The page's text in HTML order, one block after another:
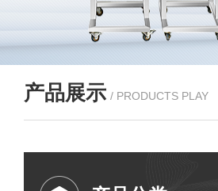
产品展示 / PRODUCTS PLAY